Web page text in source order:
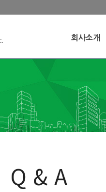
회사소개
Q & A